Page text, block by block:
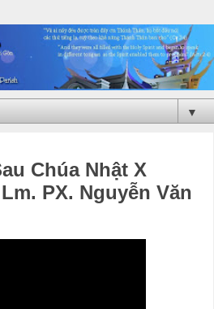
▼
Chúa Nhật X
PX. Nguyễn Văn